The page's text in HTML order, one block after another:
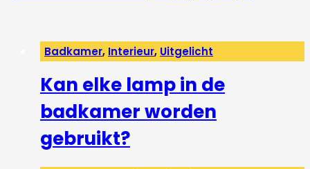
Badkamer, Interieur, Uitgelicht
Kan elke lamp in de
badkamer worden
gebruikt?